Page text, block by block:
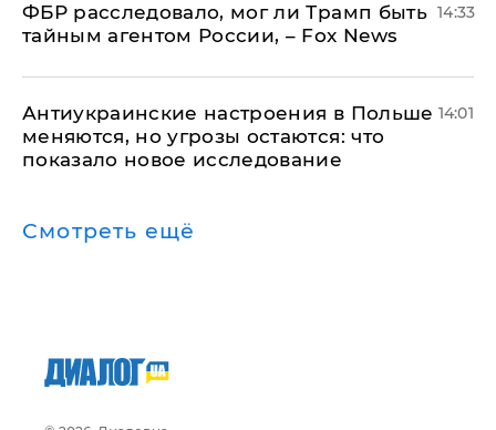
ФБР расследовало, мог ли Трамп быть
тайным агентом России, – Fox News
14:33
Антиукраинские настроения в Польше
меняются, но угрозы остаются: что
показало новое исследование
14:01
Смотреть ещё